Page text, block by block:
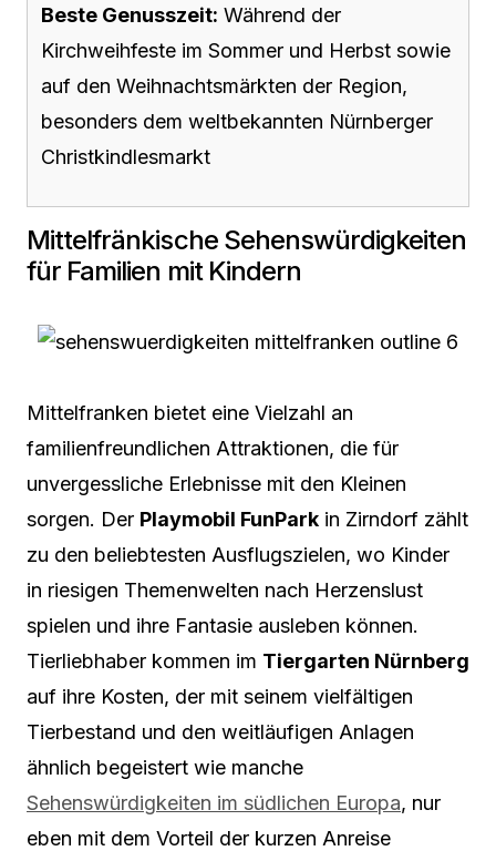
Beste Genusszeit: Während der
Kirchweihfeste im Sommer und Herbst sowie
auf den Weihnachtsmärkten der Region,
besonders dem weltbekannten Nürnberger
Christkindlesmarkt
Mittelfränkische Sehenswürdigkeiten
für Familien mit Kindern
Mittelfranken bietet eine Vielzahl an
familienfreundlichen Attraktionen, die für
unvergessliche Erlebnisse mit den Kleinen
sorgen. Der Playmobil FunPark in Zirndorf zählt
zu den beliebtesten Ausflugszielen, wo Kinder
in riesigen Themenwelten nach Herzenslust
spielen und ihre Fantasie ausleben können.
Tierliebhaber kommen im Tiergarten Nürnberg
auf ihre Kosten, der mit seinem vielfältigen
Tierbestand und den weitläufigen Anlagen
ähnlich begeistert wie manche
Sehenswürdigkeiten im südlichen Europa, nur
eben mit dem Vorteil der kurzen Anreise